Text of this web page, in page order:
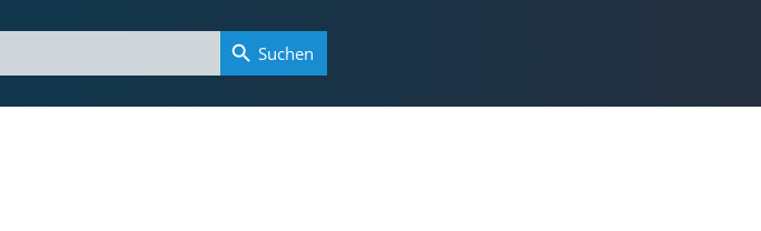
Suchen